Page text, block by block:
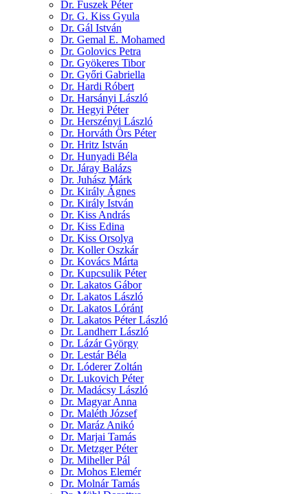
Dr. Fuszek Péter
Dr. G. Kiss Gyula
Dr. Gál István
Dr. Gemal E. Mohamed
Dr. Golovics Petra
Dr. Gyökeres Tibor
Dr. Győri Gabriella
Dr. Hardi Róbert
Dr. Harsányi László
Dr. Hegyi Péter
Dr. Herszényi László
Dr. Horváth Örs Péter
Dr. Hritz István
Dr. Hunyadi Béla
Dr. Járay Balázs
Dr. Juhász Márk
Dr. Király Ágnes
Dr. Király István
Dr. Kiss András
Dr. Kiss Edina
Dr. Kiss Orsolya
Dr. Koller Oszkár
Dr. Kovács Márta
Dr. Kupcsulik Péter
Dr. Lakatos Gábor
Dr. Lakatos László
Dr. Lakatos Lóránt
Dr. Lakatos Péter László
Dr. Landherr László
Dr. Lázár György
Dr. Lestár Béla
Dr. Lóderer Zoltán
Dr. Lukovich Péter
Dr. Madácsy László
Dr. Magyar Anna
Dr. Maléth József
Dr. Maráz Anikó
Dr. Marjai Tamás
Dr. Metzger Péter
Dr. Miheller Pál
Dr. Mohos Elemér
Dr. Molnár Tamás